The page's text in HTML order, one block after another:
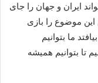
ایران و جهان را جای
این موضوع را بازی
ما بتوانیم
تا بتوانیم همیشه